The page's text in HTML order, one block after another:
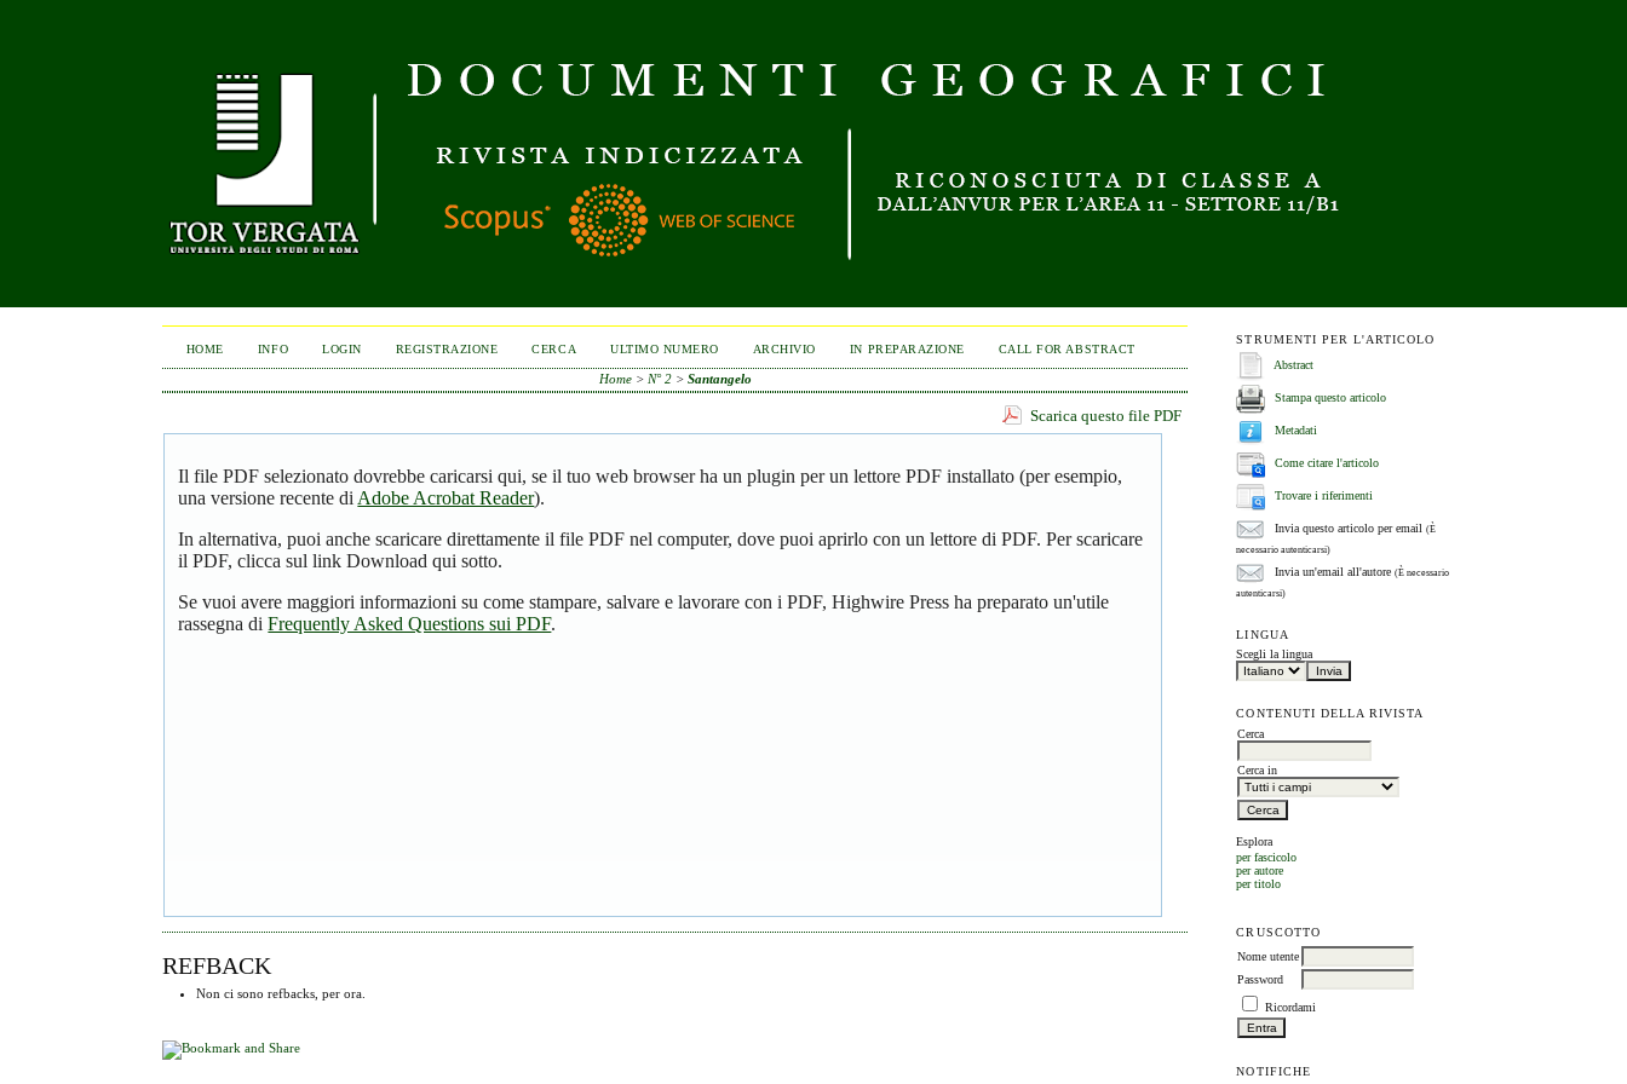
STRUMENTI PER L'ARTICOLO
Abstract
Stampa questo articolo
Metadati
Come citare l'articolo
Trovare i riferimenti
Invia questo articolo per email(È
necessario autenticarsi)
Invia un'email all'autore(È necessario
autenticarsi)
LINGUA
Scegli la lingua
CONTENUTI DELLA RIVISTA
Cerca
Cerca in
Esplora
per fascicolo
per autore
per titolo
CRUSCOTTO
Nome utente
Password
Ricordami
NOTIFICHE
HOME INFO LOGIN REGISTRAZIONE CERCA ULTIMO NUMERO ARCHIVIO IN PREPARAZIONE CALL FOR ABSTRACT
Home> N° 2> Santangelo
Scarica questo file PDF
Il file PDF selezionato dovrebbe caricarsi qui, se il tuo web browser ha un plugin per un lettore PDF installato (per esempio,
una versione recente di Adobe Acrobat Reader).
In alternativa, puoi anche scaricare direttamente il file PDF nel computer, dove puoi aprirlo con un lettore di PDF. Per scaricare
il PDF, clicca sul link Download qui sotto.
Se vuoi avere maggiori informazioni su come stampare, salvare e lavorare con i PDF, Highwire Press ha preparato un'utile
rassegna diFrequently Asked Questions sui PDF.
REFBACK
Non ci sono refbacks, per ora.